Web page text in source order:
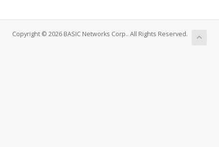
Copyright © 2026 BASIC Networks Corp.. All Rights Reserved.